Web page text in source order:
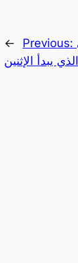
← Previous:
يبدأ الإثنين